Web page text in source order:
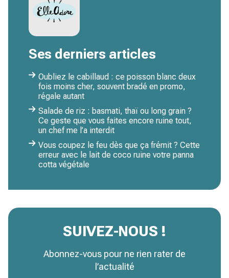
Ses derniers articles
Oubliez le cabillaud : ce poisson blanc deux
fois moins cher, souvent bradé en promo,
régale autant
Salade de riz : basmati, thaï ou long grain ?
Ce geste que vous faites encore ruine tout,
un chef me l’a interdit
Vous coupez le feu dès que ça frémit ? Cette
erreur avec le lait de coco ruine votre panna
cotta végétale
SUIVEZ-NOUS !
Abonnez-vous pour ne rien rater de
l’actualité